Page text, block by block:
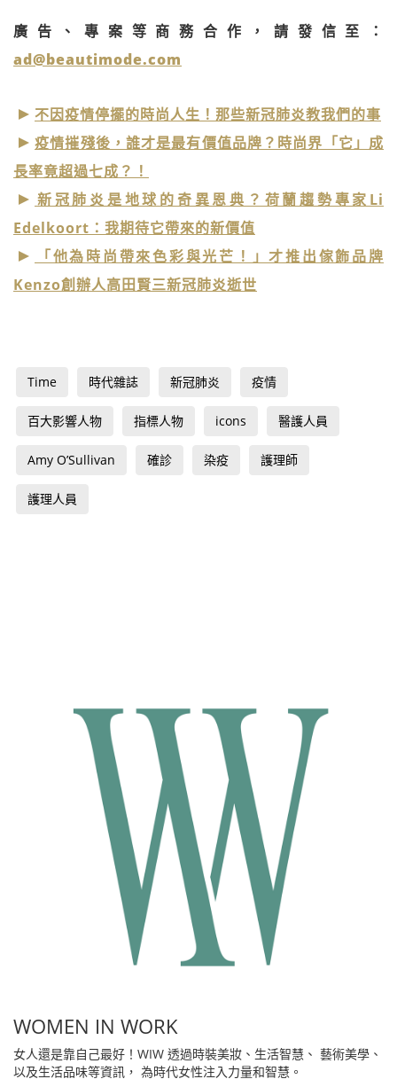
廣告、專案等商務合作，請發信至：
ad@beautimode.com
不因疫情停擺的時尚人生！那些新冠肺炎教我們的事
疫情摧殘後，誰才是最有價值品牌？時尚界「它」成
長率竟超過七成？！
新冠肺炎是地球的奇異恩典？荷蘭趨勢專家Li
Edelkoort：我期待它帶來的新價值
「他為時尚帶來色彩與光芒！」才推出傢飾品牌
Kenzo創辦人高田賢三新冠肺炎逝世
Time 時代雜誌 新冠肺炎 疫情
百大影響人物 指標人物 icons 醫護人員
Amy O’Sullivan 確診 染疫 護理師
護理人員
WOMEN IN WORK
女人還是靠自己最好！WIW 透過時裝美妝、生活智慧、 藝術美學、
以及生活品味等資訊， 為時代女性注入力量和智慧。